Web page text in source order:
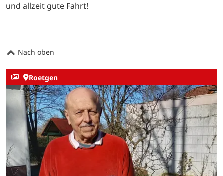
und allzeit gute Fahrt!
Nach oben
Roetgen